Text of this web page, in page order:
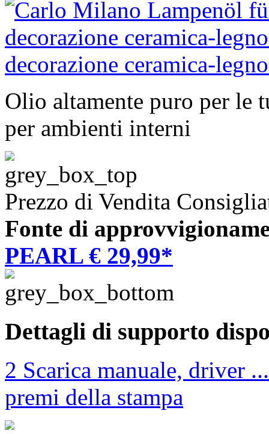
Olio altamente puro per le
per ambienti interni
Prezzo di Vendita
Fonte di
PEARL € 29,99*
Dettagli di supporto
2 Scarica manuale, driver ...
premi della stampa